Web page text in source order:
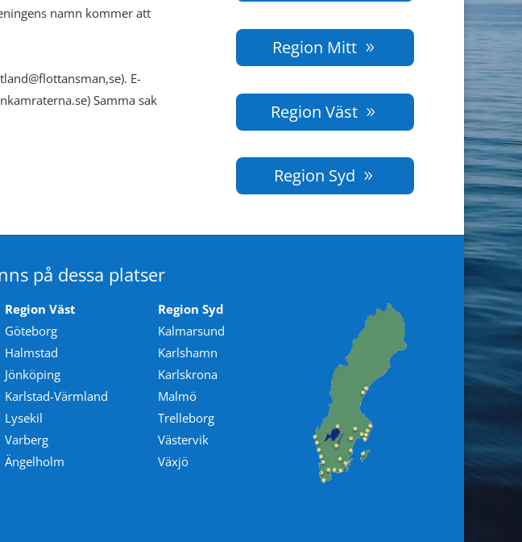
namn kommer att
E-
Samma sak
Region Mitt
Region Väst
Region Syd
på dessa platser
Region Väst
Göteborg
Halmstad
Jönköping
Karlstad-Värmland
Lysekil
Varberg
Ängelholm
Region Syd
Kalmarsund
Karlshamn
Karlskrona
Malmö
Trelleborg
Västervik
Växjö